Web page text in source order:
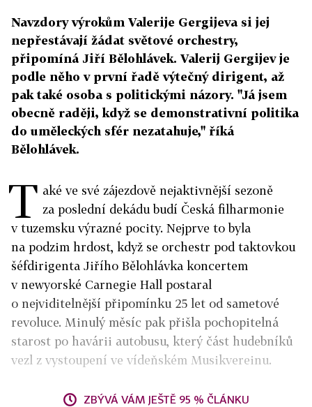
Navzdory výrokům Valerije Gergijeva si jej
nepřestávají žádat světové orchestry,
připomíná Jiří Bělohlávek. Valerij Gergijev je
podle něho v první řadě výtečný dirigent, až
pak také osoba s politickými názory. "Já jsem
obecně raději, když se demonstrativní politika
do uměleckých sfér nezatahuje," říká
Bělohlávek.
T aké ve své zájezdově nejaktivnější sezoně
za poslední dekádu budí Česká filharmonie
v tuzemsku výrazné pocity. Nejprve to byla
na podzim hrdost, když se orchestr pod taktovkou
šéfdirigenta Jiřího Bělohlávka koncertem
v newyorské Carnegie Hall postaral
o nejviditelnější připomínku 25 let od sametové
revoluce. Minulý měsíc pak přišla pochopitelná
starost po havárii autobusu, který část hudebníků
vezl z vystoupení ve vídeňském Musikvereinu.
ZBÝVÁ VÁM JEŠTĚ 95 % ČLÁNKU